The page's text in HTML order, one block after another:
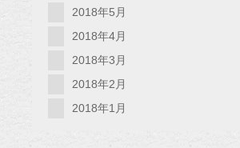
2018年5月
2018年4月
2018年3月
2018年2月
2018年1月